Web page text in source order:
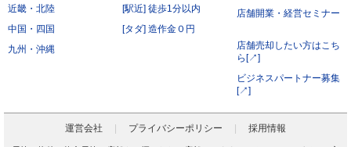
近畿・北陸
中国・四国
九州・沖縄
[駅近] 徒歩1分以内
[タダ] 造作金０円
店舗開業・経営セミナー
店舗売却したい方はこち
ら[↗]
ビジネスパートナー募集
[↗]
運営会社 プライバシーポリシー 採用情報